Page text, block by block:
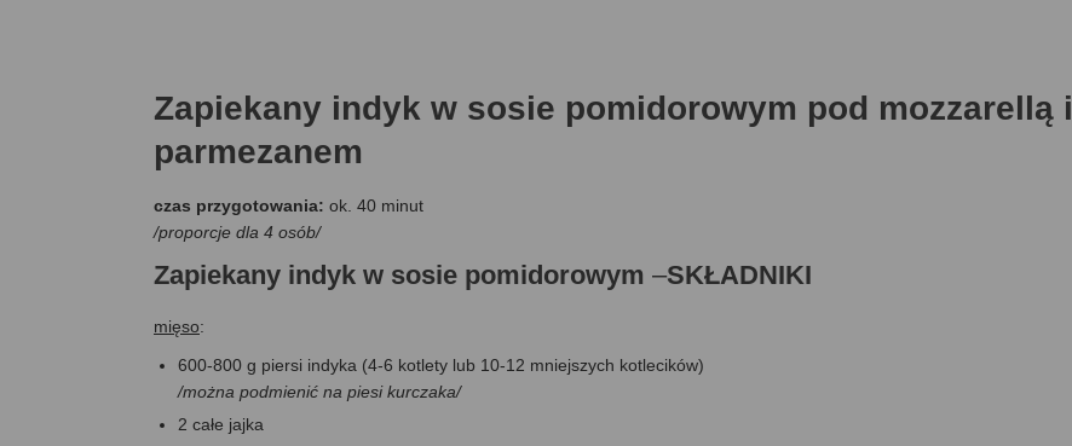
Zapiekany indyk w sosie pomidorowym pod mozzarellą i
parmezanem
czas przygotowania: ok. 40 minut
/proporcje dla 4 osób/
Zapiekany indyk w sosie pomidorowym –SKŁADNIKI
mięso:
600-800 g piersi indyka (4-6 kotlety lub 10-12 mniejszych kotlecików)
/można podmienić na piesi kurczaka/
2 całe jajka